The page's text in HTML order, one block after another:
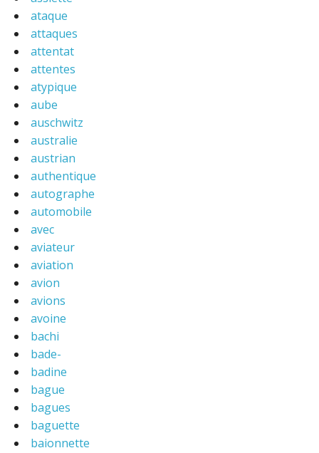
ataque
attaques
attentat
attentes
atypique
aube
auschwitz
australie
austrian
authentique
autographe
automobile
avec
aviateur
aviation
avion
avions
avoine
bachi
bade-
badine
bague
bagues
baguette
baionnette